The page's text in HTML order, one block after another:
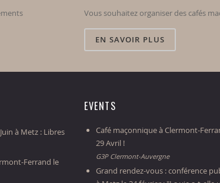
Vous souhaitez organiser des cafés
EN SAVOIR PLUS
à Metz : Libres
Ferrand le
EVENTS
Café maçonnique à Clermont-
29 Avril !
G3P Clermont-Auvergne
Grand rendez-vous : conférence